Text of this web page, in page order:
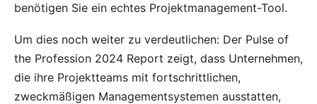
benötigen Sie ein echtes Projektmanagement-Tool.
Um dies noch weiter zu verdeutlichen: Der Pulse of
the Profession 2024 Report zeigt, dass Unternehmen,
die ihre Projektteams mit fortschrittlichen,
zweckmäßigen Managementsystemen ausstatten,